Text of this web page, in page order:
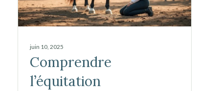
juin 10, 2025
Comprendre
l’équitation